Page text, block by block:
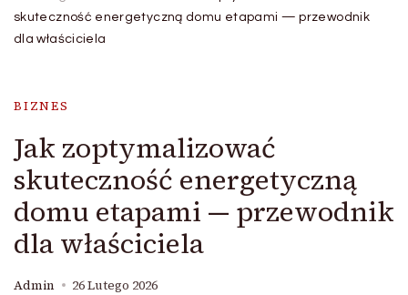
skuteczność energetyczną domu etapami — przewodnik
dla właściciela
BIZNES
Jak zoptymalizować
skuteczność energetyczną
domu etapami — przewodnik
dla właściciela
Admin 26 Lutego 2026